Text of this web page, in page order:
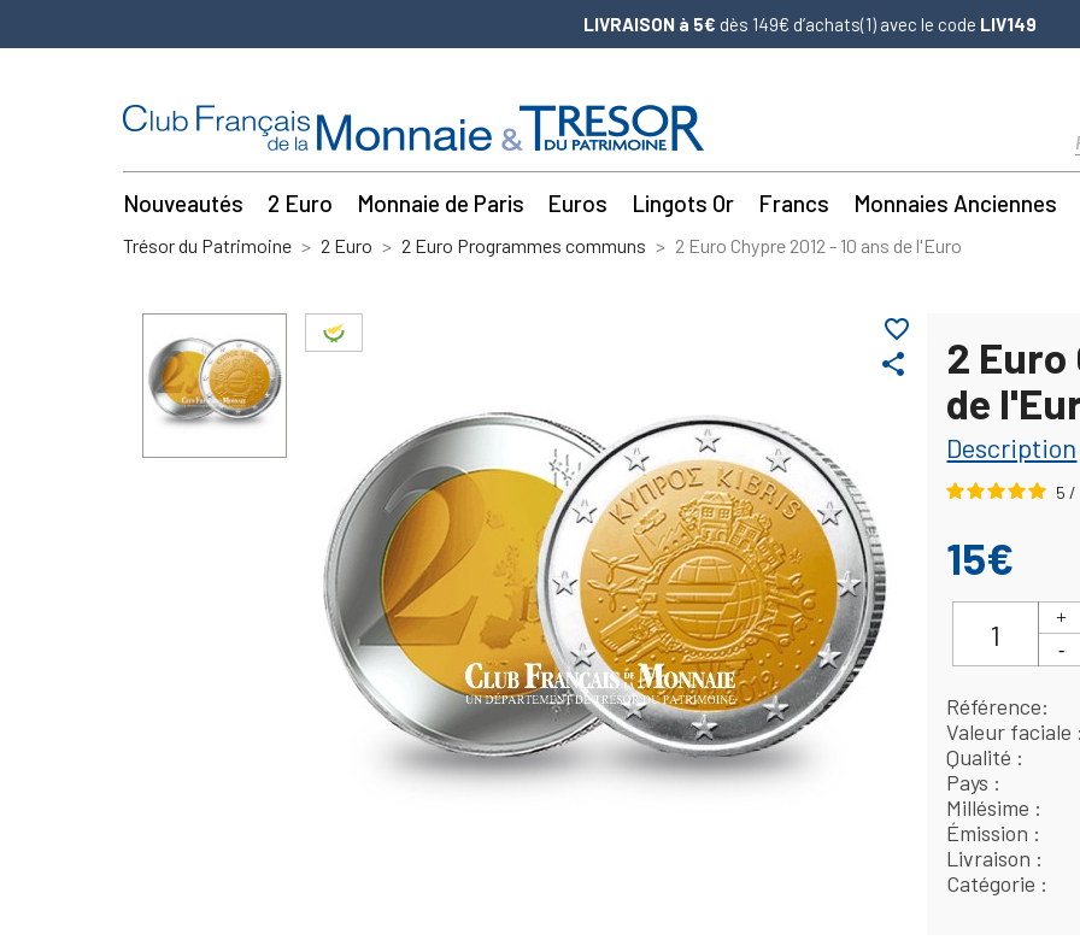
LIVRAISON à 5€ dès 149€ d’achats(1) avec le code LIV149
Nouveautés 2 Euro Monnaie de Paris Euros Lingots Or Francs Monnaies Anciennes
Trésor du Patrimoine 2 Euro 2 Euro Programmes communs 2 Euro Chypre 2012 - 10 ans de l'Euro
share
favorite_border
2 Euro
de
Description
5 /
15€
Référence
Valeur faciale
Qualité
Pays
Millésime
Émission
Livraison
Catégorie